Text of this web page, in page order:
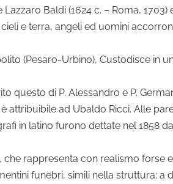
Baldi (1624 c. – Roma, 1703)
e terra, angeli ed uomini
(Pesaro-Urbino), Custodisce in
questo di P. Alessandro e P.
ad Ubaldo Ricci. Alle
in latino furono dettate nel 1858
che rappresenta con realismo forse
funebri, simili nella struttura: a